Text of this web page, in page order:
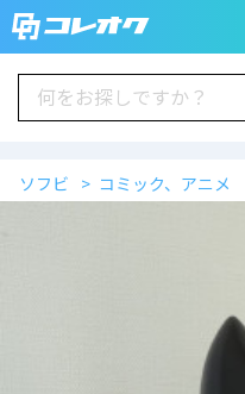
ソフビ コミック、アニメ